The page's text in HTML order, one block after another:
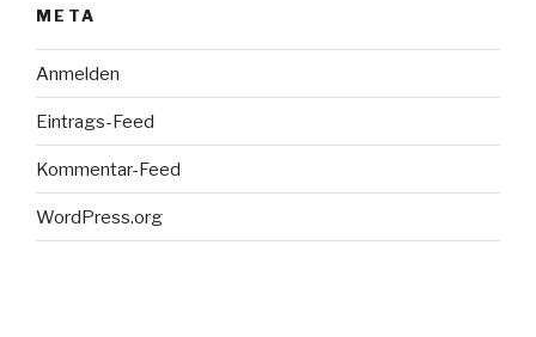
META
Anmelden
Eintrags-Feed
Kommentar-Feed
WordPress.org